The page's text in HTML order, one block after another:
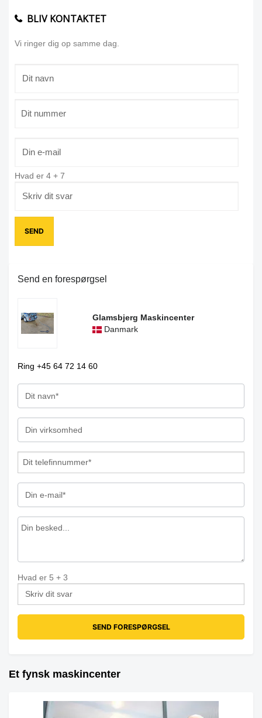
BLIV KONTAKTET
Vi ringer dig op samme dag.
Hvad er 4 + 7
Send en forespørgsel
Glamsbjerg Maskincenter
Danmark
Ring +45 64 72 14 60
Hvad er 5 + 3
Et fynsk maskincenter